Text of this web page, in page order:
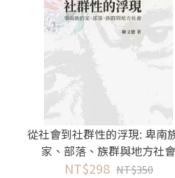
從社會到社群性的浮現: 卑南
家、部落、族群與地方社會
NT$298 NT$350